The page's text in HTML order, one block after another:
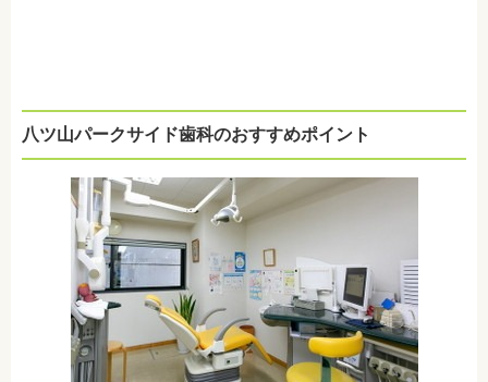
八ツ山パークサイド歯科のおすすめポイント